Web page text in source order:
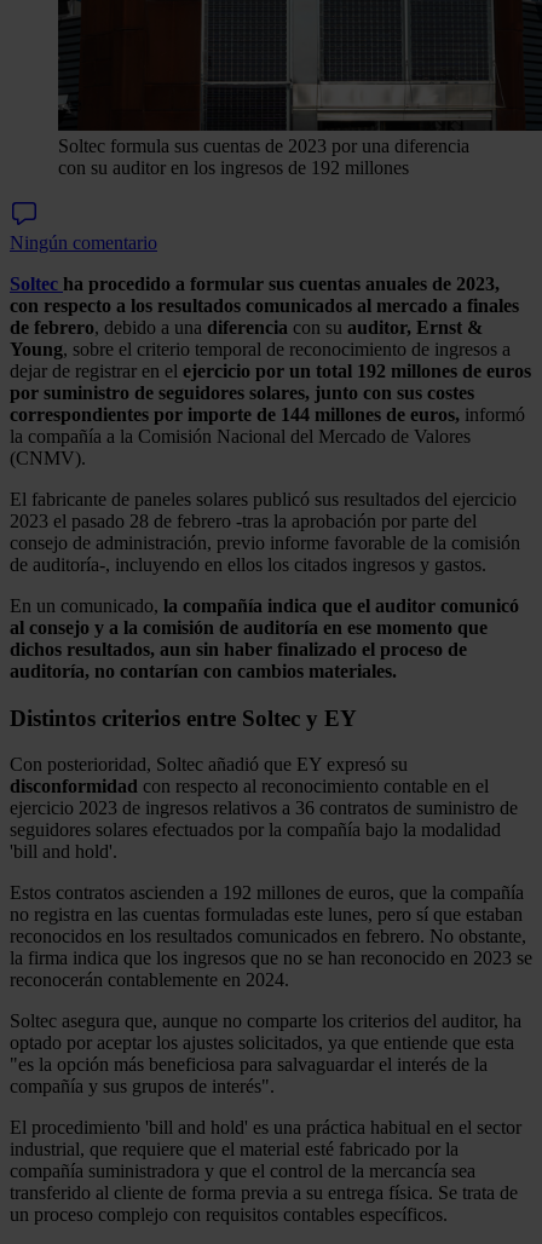
Soltec formula sus cuentas de 2023 por una diferencia
con su auditor en los ingresos de 192 millones
Ningún comentario
Soltec ha procedido a formular sus cuentas anuales de 2023,
con respecto a los resultados comunicados al mercado a finales
de febrero, debido a una diferencia con su auditor, Ernst &
Young, sobre el criterio temporal de reconocimiento de ingresos a
dejar de registrar en el ejercicio por un total 192 millones de euros
por suministro de seguidores solares, junto con sus costes
correspondientes por importe de 144 millones de euros, informó
la compañía a la Comisión Nacional del Mercado de Valores
(CNMV).
El fabricante de paneles solares publicó sus resultados del ejercicio
2023 el pasado 28 de febrero -tras la aprobación por parte del
consejo de administración, previo informe favorable de la comisión
de auditoría-, incluyendo en ellos los citados ingresos y gastos.
En un comunicado, la compañía indica que el auditor comunicó
al consejo y a la comisión de auditoría en ese momento que
dichos resultados, aun sin haber finalizado el proceso de
auditoría, no contarían con cambios materiales.
Distintos criterios entre Soltec y EY
Con posterioridad, Soltec añadió que EY expresó su
disconformidad con respecto al reconocimiento contable en el
ejercicio 2023 de ingresos relativos a 36 contratos de suministro de
seguidores solares efectuados por la compañía bajo la modalidad
'bill and hold'.
Estos contratos ascienden a 192 millones de euros, que la compañía
no registra en las cuentas formuladas este lunes, pero sí que estaban
reconocidos en los resultados comunicados en febrero. No obstante,
la firma indica que los ingresos que no se han reconocido en 2023 se
reconocerán contablemente en 2024.
Soltec asegura que, aunque no comparte los criterios del auditor, ha
optado por aceptar los ajustes solicitados, ya que entiende que esta
"es la opción más beneficiosa para salvaguardar el interés de la
compañía y sus grupos de interés".
El procedimiento 'bill and hold' es una práctica habitual en el sector
industrial, que requiere que el material esté fabricado por la
compañía suministradora y que el control de la mercancía sea
transferido al cliente de forma previa a su entrega física. Se trata de
un proceso complejo con requisitos contables específicos.